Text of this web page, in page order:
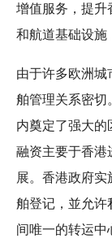
增值服务，提升
和航道基础设施
由于许多欧洲城
舶管理关系密切
内奠定了强大的
融资主要于香港
展。香港政府
舶登记，並允许
间唯一的转运中